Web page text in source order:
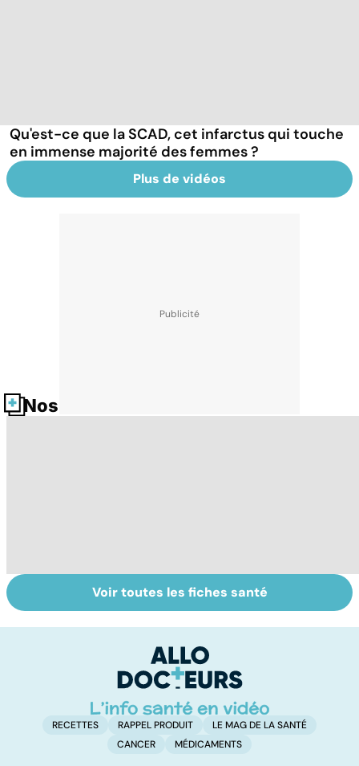
Qu'est-ce que la SCAD, cet infarctus qui touche
en immense majorité des femmes ?
Plus de vidéos
Nos fiches santé
Tout savoir sur le
cancer de la
Mélanome : le
plus redouté des
peau
Voir toutes les fiches santé
RECETTES RAPPEL PRODUIT
LE MAG DE LA SANTÉ
CANCER
MÉDICAMENTS